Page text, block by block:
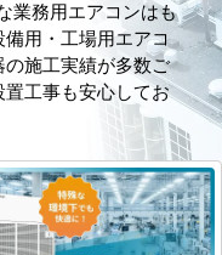
業務用エアコンはも
用・工場用エアコ
施工実績が多数ご
工事も安心してお